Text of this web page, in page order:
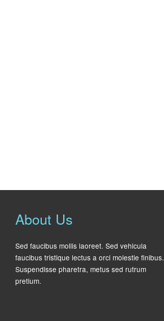
About Us
Sed faucibus mollis laoreet. Sed vehicula
faucibus tristique lectus a orci molestie finibus.
Suspendisse pharetra, metus sed rutrum
pretium.